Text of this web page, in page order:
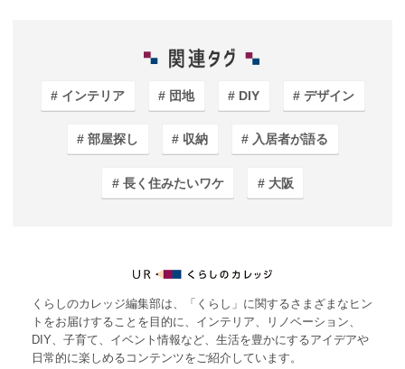
インテリア 団地 DIY デザイン
部屋探し 収納 入居者が語る
長く住みたいワケ 大阪
くらしのカレッジ編集部は、「くらし」に関するさまざまなヒン
トをお届けすることを目的に、インテリア、リノベーション、
DIY、子育て、イベント情報など、生活を豊かにするアイデアや
日常的に楽しめるコンテンツをご紹介しています。